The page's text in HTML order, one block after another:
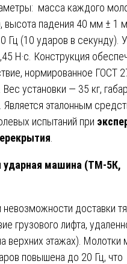
масса каждого
высота падения 40 мм ± 1
Гц (10 ударов в секунду).
Н·с. Конструкция
нормированное ГОСТ
установки — 35 кг,
эталонным
испытаний при
ударная машина (ТМ-5К,
невозможности доставки
грузового лифта,
верхних этажах). Молотки
повышена до 20 Гц, что